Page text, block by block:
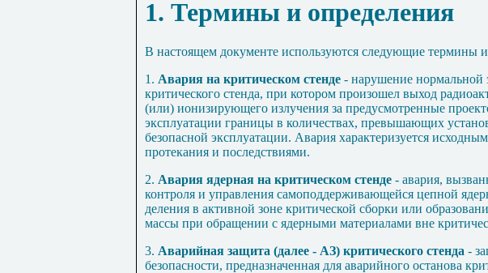
1. Термины и определения
В настоящем документе используются следующие термины
1. Авария на критическом стенде - нарушение нормальной
критического стенда, при котором произошел выход
(или) ионизирующего излучения за предусмотренные
эксплуатации границы в количествах, превышающих
безопасной эксплуатации. Авария характеризуется
протекания и последствиями.
2. Авария ядерная на критическом стенде - авария,
контроля и управления самоподдерживающейся цепной
деления в активной зоне критической сборки или
массы при обращении с ядерными материалами вне
3. Аварийная защита (далее - АЗ) критического стенда -
безопасности, предназначенная для аварийного останова